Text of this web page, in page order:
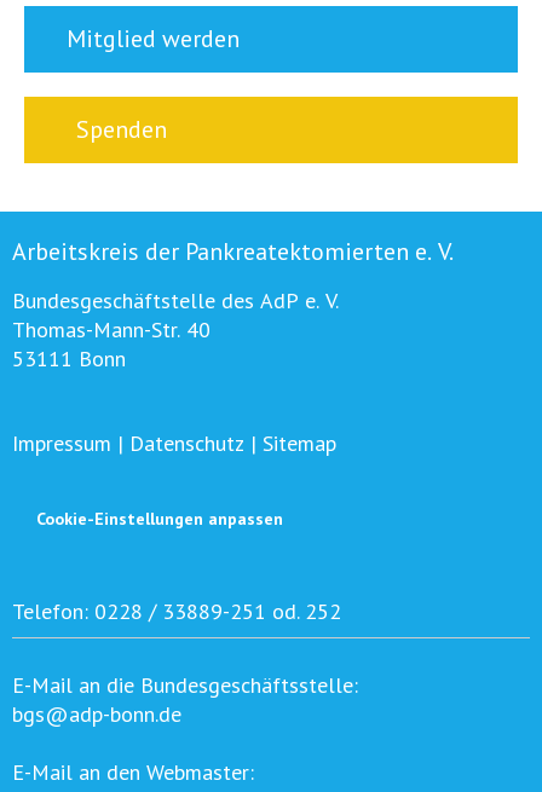
Mitglied werden
Spenden
Arbeitskreis der Pankreatektomierten e. V.
Bundesgeschäftstelle des AdP e. V.
Thomas-Mann-Str. 40
53111 Bonn
Impressum | Datenschutz | Sitemap
Cookie-Einstellungen anpassen
Telefon: 0228 / 33889-251 od. 252
E-Mail an die Bundesgeschäftsstelle:
bgs@adp-bonn.de
E-Mail an den Webmaster: